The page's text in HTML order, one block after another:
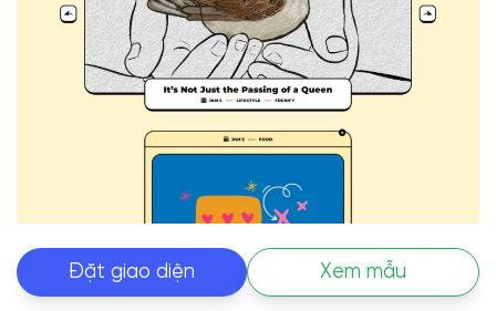
Đặt giao diện Xem mẫu